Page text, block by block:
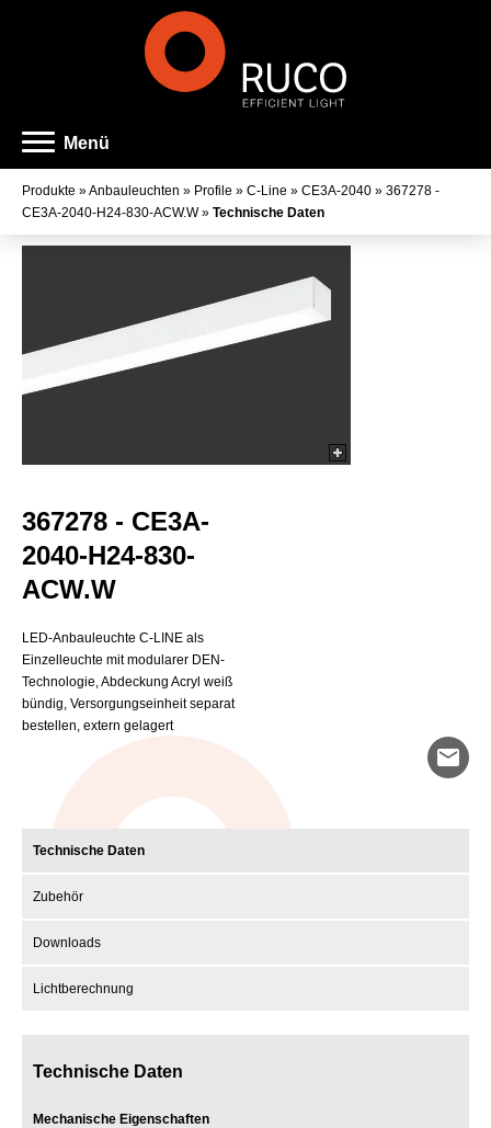
Menü
Produkte »Anbauleuchten » Profile » C-Line » CE3A-2040 » 367278 -
CE3A-2040-H24-830-ACW.W» Technische Daten
367278 - CE3A-
2040-H24-830-
ACW.W
LED-Anbauleuchte C-LINE als
Einzelleuchte mit modularer DEN-
Technologie, Abdeckung Acryl weiß
bündig, Versorgungseinheit separat
bestellen, extern gelagert
mail
Technische Daten
Zubehör
Downloads
Lichtberechnung
Technische Daten
Mechanische Eigenschaften